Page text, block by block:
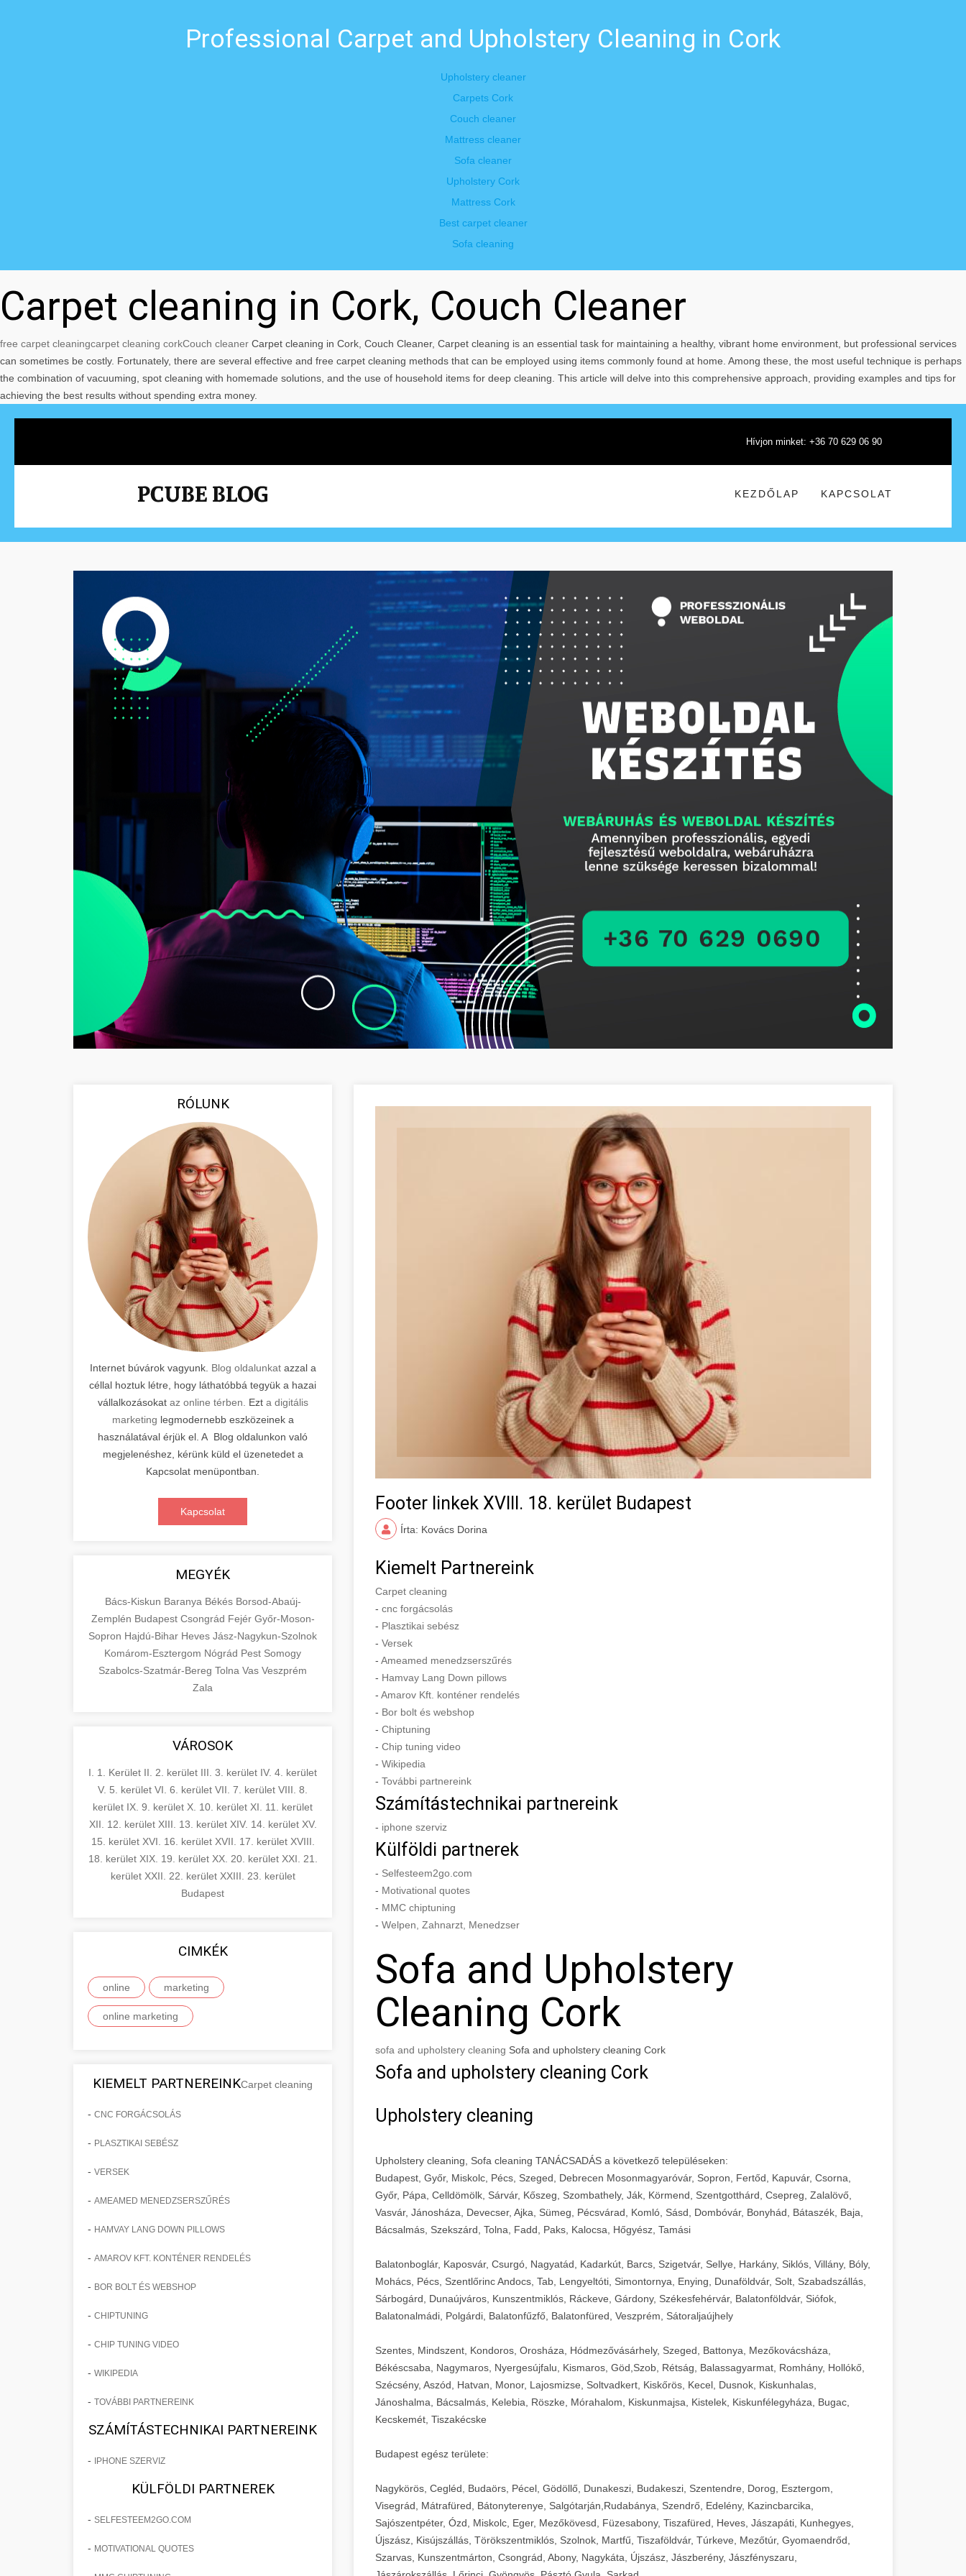
Professional Carpet and Upholstery Cleaning in Cork
Upholstery cleaner
Carpets Cork
Couch cleaner
Mattress cleaner
Sofa cleaner
Upholstery Cork
Mattress Cork
Best carpet cleaner
Sofa cleaning
Carpet cleaning in Cork, Couch Cleaner
free carpet cleaningcarpet cleaning corkCouch cleaner Carpet cleaning in Cork, Couch Cleaner, Carpet cleaning is an essential task for maintaining a healthy, vibrant home environment, but professional services
can sometimes be costly. Fortunately, there are several effective and free carpet cleaning methods that can be employed using items commonly found at home. Among these, the most useful technique is perhaps
the combination of vacuuming, spot cleaning with homemade solutions, and the use of household items for deep cleaning. This article will delve into this comprehensive approach, providing examples and tips for
achieving the best results without spending extra money.
Hívjon minket: +36 70 629 06 90
KEZDŐLAP KAPCSOLAT
RÓLUNK
Internet búvárok vagyunk. Blog oldalunkatazzal a
céllal hoztuk létre, hogy láthatóbbá tegyük a hazai
vállalkozásokat az online térben. Ezt a digitális
marketing legmodernebb eszközeinek a
használatával érjük el. A Blog oldalunkon való
megjelenéshez, kérünk küld el üzenetedet a
Kapcsolat menüpontban.
Kapcsolat
MEGYÉK
Bács-Kiskun Baranya Békés Borsod-Abaúj-
Zemplén Budapest Csongrád Fejér Győr-Moson-
Sopron Hajdú-Bihar Heves Jász-Nagykun-Szolnok
Komárom-Esztergom Nógrád Pest Somogy
Szabolcs-Szatmár-Bereg Tolna Vas Veszprém
Zala
VÁROSOK
I. 1. Kerület II. 2. kerület III. 3. kerület IV. 4. kerület
V. 5. kerület VI. 6. kerület VII. 7. kerület VIII. 8.
kerület IX. 9. kerület X. 10. kerület XI. 11. kerület
XII. 12. kerület XIII. 13. kerület XIV. 14. kerület XV.
15. kerület XVI. 16. kerület XVII. 17. kerület XVIII.
18. kerület XIX. 19. kerület XX. 20. kerület XXI. 21.
kerület XXII. 22. kerület XXIII. 23. kerület
Budapest
CIMKÉK
online marketing
online marketing
KIEMELT PARTNEREINKCarpet cleaning
- CNC FORGÁCSOLÁS
- PLASZTIKAI SEBÉSZ
- VERSEK
- AMEAMED MENEDZSERSZŰRÉS
- HAMVAY LANG DOWN PILLOWS
- AMAROV KFT. KONTÉNER RENDELÉS
- BOR BOLT ÉS WEBSHOP
- CHIPTUNING
- CHIP TUNING VIDEO
- WIKIPEDIA
- TOVÁBBI PARTNEREINK
SZÁMÍTÁSTECHNIKAI PARTNEREINK
- IPHONE SZERVIZ
KÜLFÖLDI PARTNEREK
- SELFESTEEM2GO.COM
- MOTIVATIONAL QUOTES
Footer linkek XVIII. 18. kerület Budapest
Írta: Kovács Dorina
Kiemelt Partnereink
Carpet cleaning
- cnc forgácsolás
- Plasztikai sebész
- Versek
- Ameamed menedzserszűrés
- Hamvay Lang Down pillows
- Amarov Kft. konténer rendelés
- Bor bolt és webshop
- Chiptuning
- Chip tuning video
- Wikipedia
- További partnereink
Számítástechnikai partnereink
- iphone szerviz
Külföldi partnerek
- Selfesteem2go.com
- Motivational quotes
- MMC chiptuning
- Welpen, Zahnarzt, Menedzser
Sofa and Upholstery
Cleaning Cork
sofa and upholstery cleaning Sofa and upholstery cleaning Cork
Sofa and upholstery cleaning Cork
Upholstery cleaning
Upholstery cleaning, Sofa cleaning TANÁCSADÁS a következő településeken:
Budapest, Győr, Miskolc, Pécs, Szeged, Debrecen Mosonmagyaróvár, Sopron, Fertőd, Kapuvár, Csorna,
Győr, Pápa, Celldömölk, Sárvár, Kőszeg, Szombathely, Ják, Körmend, Szentgotthárd, Csepreg, Zalalövő,
Vasvár, Jánosháza, Devecser, Ajka, Sümeg, Pécsvárad, Komló, Sásd, Dombóvár, Bonyhád, Bátaszék, Baja,
Bácsalmás, Szekszárd, Tolna, Fadd, Paks, Kalocsa, Hőgyész, Tamási
Balatonboglár, Kaposvár, Csurgó, Nagyatád, Kadarkút, Barcs, Szigetvár, Sellye, Harkány, Siklós, Villány, Bóly,
Mohács, Pécs, Szentlőrinc Andocs, Tab, Lengyeltóti, Simontornya, Enying, Dunaföldvár, Solt, Szabadszállás,
Sárbogárd, Dunaújváros, Kunszentmiklós, Ráckeve, Gárdony, Székesfehérvár, Balatonföldvár, Siófok,
Balatonalmádi, Polgárdi, Balatonfűzfő, Balatonfüred, Veszprém, Sátoraljaújhely
Szentes, Mindszent, Kondoros, Orosháza, Hódmezővásárhely, Szeged, Battonya, Mezőkovácsháza,
Békéscsaba, Nagymaros, Nyergesújfalu, Kismaros, Göd,Szob, Rétság, Balassagyarmat, Romhány, Hollókő,
Szécsény, Aszód, Hatvan, Monor, Lajosmizse, Soltvadkert, Kiskőrös, Kecel, Dusnok, Kiskunhalas,
Jánoshalma, Bácsalmás, Kelebia, Röszke, Mórahalom, Kiskunmajsa, Kistelek, Kiskunfélegyháza, Bugac,
Kecskemét, Tiszakécske
Budapest egész területe:
Nagykörös, Cegléd, Budaörs, Pécel, Gödöllő, Dunakeszi, Budakeszi, Szentendre, Dorog, Esztergom,
Visegrád, Mátrafüred, Bátonyterenye, Salgótarján,Rudabánya, Szendrő, Edelény, Kazincbarcika,
Sajószentpéter, Ózd, Miskolc, Eger, Mezőkövesd, Füzesabony, Tiszafüred, Heves, Jászapáti, Kunhegyes,
Újszász, Kisújszállás, Törökszentmiklós, Szolnok, Martfű, Tiszaföldvár, Túrkeve, Mezőtúr, Gyomaendrőd,
Szarvas, Kunszentmárton, Csongrád, Abony, Nagykáta, Újszász, Jászberény, Jászfényszaru,